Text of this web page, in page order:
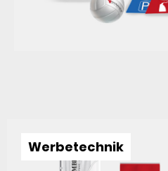
Werbetechnik